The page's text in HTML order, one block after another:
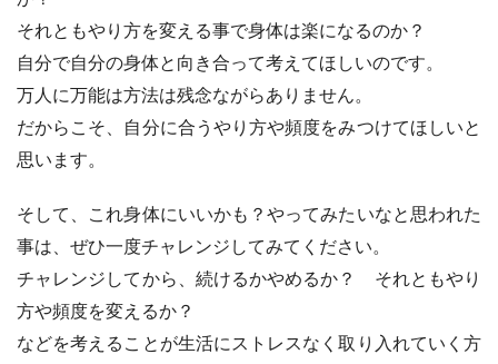
それともやり方を変える事で身体は楽になるのか？
自分で自分の身体と向き合って考えてほしいのです。
万人に万能は方法は残念ながらありません。
だからこそ、自分に合うやり方や頻度をみつけてほしいと
思います。
そして、これ身体にいいかも？やってみたいなと思われた
事は、ぜひ一度チャレンジしてみてください。
チャレンジしてから、続けるかやめるか？ それともやり
方や頻度を変えるか？
などを考えることが生活にストレスなく取り入れていく方